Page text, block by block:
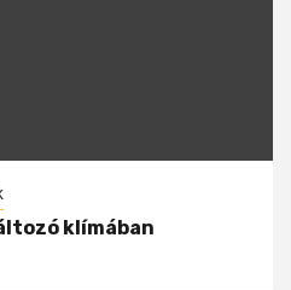
klímában